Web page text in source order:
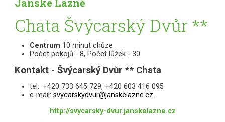
Janské Lázně
Chata Švýcarský Dvůr **
Centrum 10 minut chůze
Počet pokojů - 8, Počet lůžek - 30
Kontakt - Švýcarský Dvůr ** Chata
tel.: +420 733 645 729, +420 603 416 095
e-mail: svycarskydvur@janskelazne.cz
http://svycarsky-dvur.janskelazne.cz